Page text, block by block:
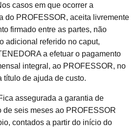
casos em que ocorrer a
do PROFESSOR, aceita livremente
firmado entre as partes, não
adicional referido no caput,
a efetuar o pagamento
integral, ao PROFESSOR, no
título de ajuda de custo.
assegurada a garantia de
de seis meses ao PROFESSOR
contados a partir do início do